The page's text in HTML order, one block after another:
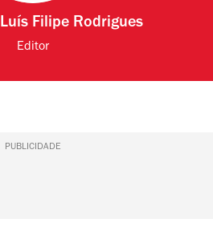
Luís Filipe Rodrigues
Editor
PUBLICIDADE